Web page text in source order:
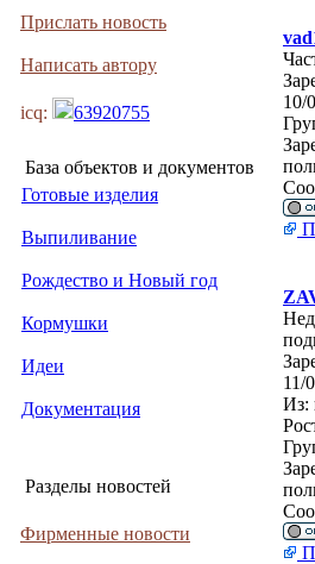
Прислать новость
Написать автору
icq: 63920755
База объектов и документов
Готовые изделия
Выпиливание
Рождество и Новый год
Кормушки
Идеи
Документация
Разделы новостей
Фирменные новости
10/
11/
Из: